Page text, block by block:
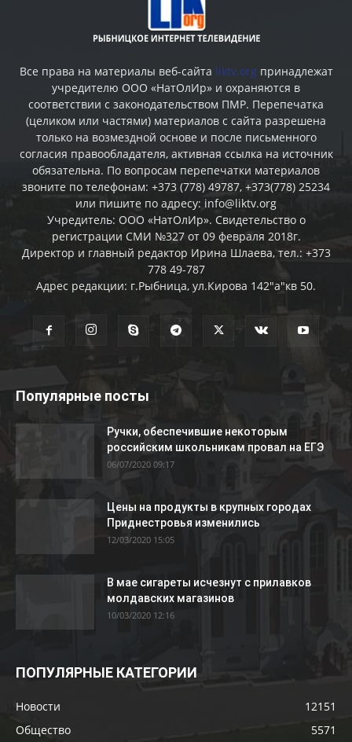
Все права на материалы веб-сайта liktv.org принадлежат
учредителю ООО «НатОлИр» и охраняются в
соответствии с законодательством ПМР. Перепечатка
(целиком или частями) материалов c сайта разрешена
только на возмездной основе и после письменного
согласия правообладателя, активная ссылка на источник
обязательна. По вопросам перепечатки материалов
звоните по телефонам: +373 (778) 49787, +373(778) 25234
или пишите по адресу: info@liktv.org
Учредитель: ООО «НатОлИр». Свидетельство о
регистрации СМИ №327 от 09 февраля 2018г.
Директор и главный редактор Ирина Шлаева, тел.: +373
778 49-787
Адрес редакции: г.Рыбница, ул.Кирова 142"а"кв 50.
Популярные посты
Ручки, обеспечившие некоторым
российским школьникам провал на ЕГЭ
06/07/2020 09:17
Цены на продукты в крупных городах
Приднестровья изменились
12/03/2020 15:05
В мае сигареты исчезнут с прилавков
молдавских магазинов
10/03/2020 12:16
ПОПУЛЯРНЫЕ КАТЕГОРИИ
Новости
12151
Общество
5571